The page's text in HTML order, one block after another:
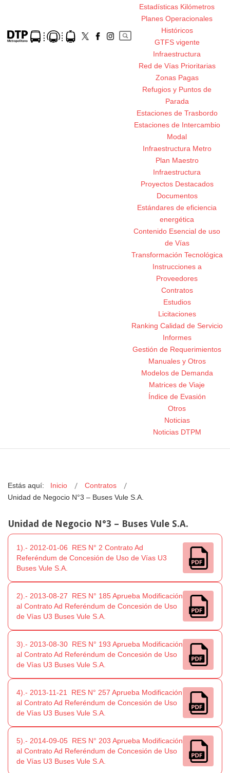
Estadísticas Kilómetros
Planes Operacionales
Históricos
GTFS vigente
Infraestructura
Red de Vías Prioritarias
Zonas Pagas
Refugios y Puntos de
Parada
Estaciones de Trasbordo
Estaciones de Intercambio
Modal
Infraestructura Metro
Plan Maestro
Infraestructura
Proyectos Destacados
Documentos
Estándares de eficiencia
energética
Contenido Esencial de uso
de Vías
Transformación Tecnológica
Instrucciones a
Proveedores
Contratos
Estudios
Licitaciones
Ranking Calidad de Servicio
Informes
Gestión de Requerimientos
Manuales y Otros
Modelos de Demanda
Matrices de Viaje
Índice de Evasión
Otros
Noticias
Noticias DTPM
Estás aquí: Inicio
Contratos
Unidad de Negocio N°3 – Buses Vule S.A.
Unidad de Negocio N°3 – Buses Vule S.A.
1).- 2012-01-06 RES N° 2 Contrato Ad
Referéndum de Concesión de Uso de Vías U3
Buses Vule S.A.
2).- 2013-08-27 RES N° 185 Aprueba Modificación
al Contrato Ad Referéndum de Concesión de Uso
de Vías U3 Buses Vule S.A.
3).- 2013-08-30 RES N° 193 Aprueba Modificación
al Contrato Ad Referéndum de Concesión de Uso
de Vías U3 Buses Vule S.A.
4).- 2013-11-21 RES N° 257 Aprueba Modificación
al Contrato Ad Referéndum de Concesión de Uso
de Vías U3 Buses Vule S.A.
5).- 2014-09-05 RES N° 203 Aprueba Modificación
al Contrato Ad Referéndum de Concesión de Uso
de Vías U3 Buses Vule S.A.